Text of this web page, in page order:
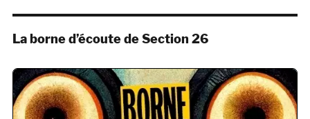
La borne d’écoute de Section 26